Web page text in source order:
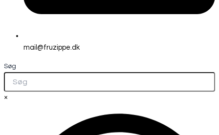
mail@fruzippe.dk
Søg
×